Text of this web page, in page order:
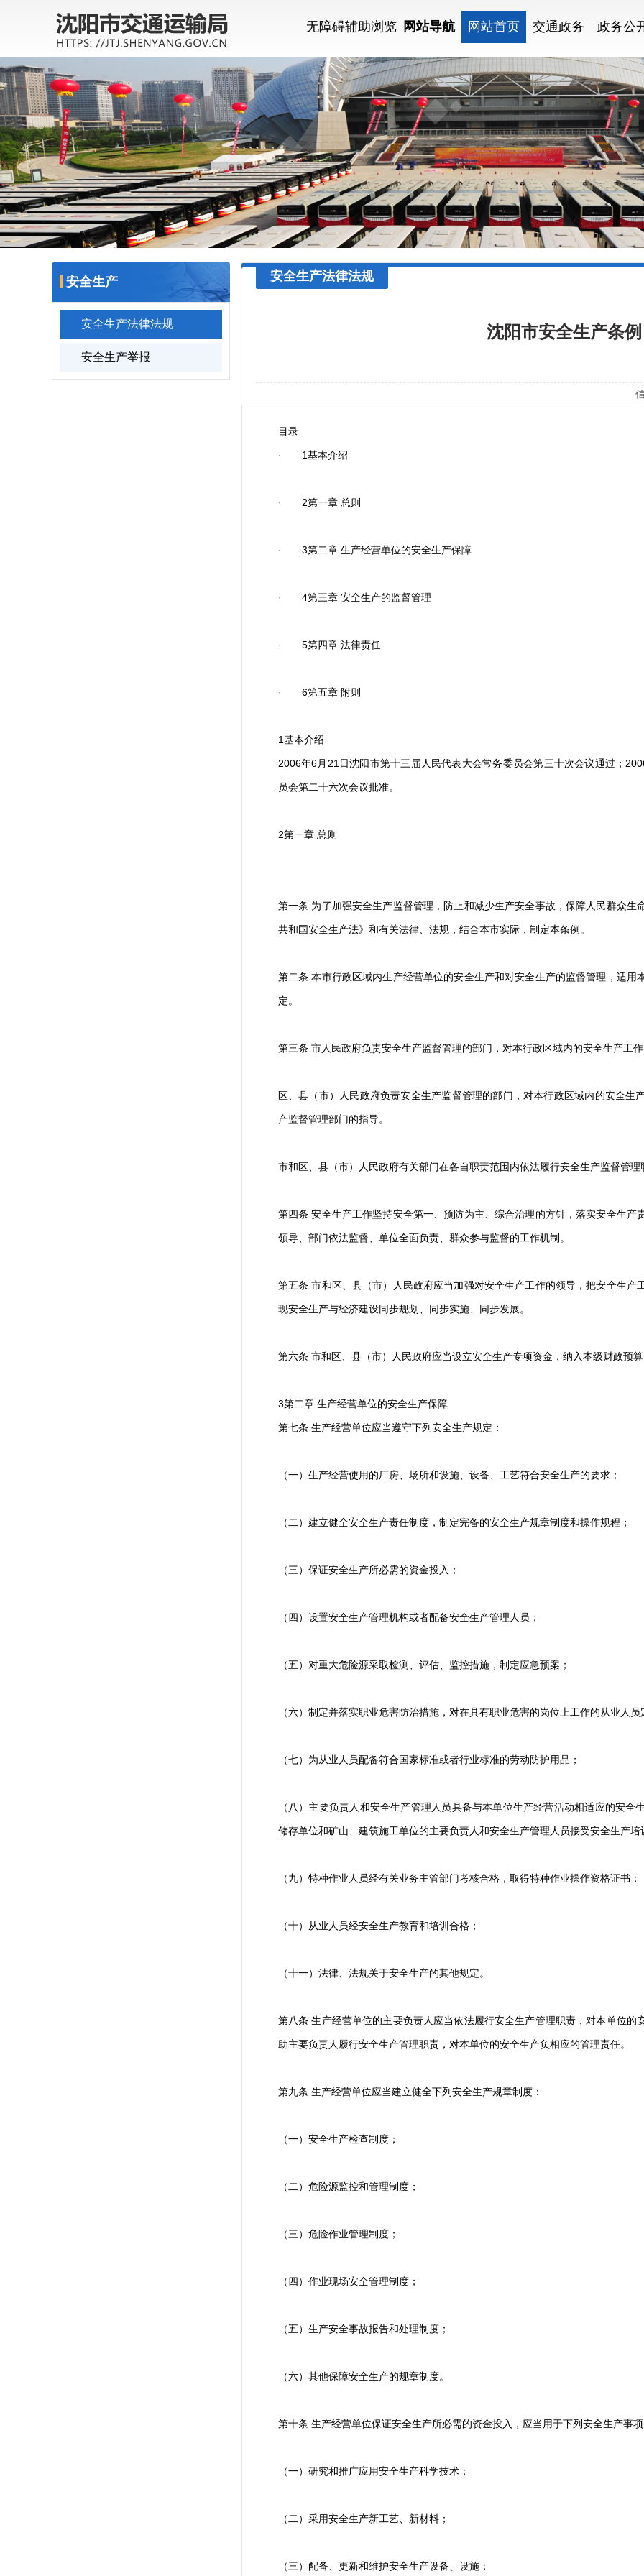
无障碍辅助浏览 网站导航 网站首页 交通政务 政务公
安全生产
安全生产法律法规
安全生产举报
安全生产法律法规
沈阳市安全生产条例
目录
· 1基本介绍
· 2第一章 总则
· 3第二章 生产经营单位的安全生产保障
· 4第三章 安全生产的监督管理
· 5第四章 法律责任
· 6第五章 附则
1基本介绍
2006年6月21日沈阳市第十三届人民代表大会常务委员会第三十次会议通过；
员会第二十六次会议批准。
2第一章 总则
第一条 为了加强安全生产监督管理，防止和减少生产安全事故，保障人民群众生
共和国安全生产法》和有关法律、法规，结合本市实际，制定本条例。
第二条 本市行政区域内生产经营单位的安全生产和对安全生产的监督管理，适用
定。
第三条 市人民政府负责安全生产监督管理的部门，对本行政区域内的安全生产工
区、县（市）人民政府负责安全生产监督管理的部门，对本行政区域内的安全生
产监督管理部门的指导。
市和区、县（市）人民政府有关部门在各自职责范围内依法履行安全生产监督管理
第四条 安全生产工作坚持安全第一、预防为主、综合治理的方针，落实安全生产
领导、部门依法监督、单位全面负责、群众参与监督的工作机制。
第五条 市和区、县（市）人民政府应当加强对安全生产工作的领导，把安全生产
现安全生产与经济建设同步规划、同步实施、同步发展。
第六条 市和区、县（市）人民政府应当设立安全生产专项资金，纳入本级财政预
3第二章 生产经营单位的安全生产保障
第七条 生产经营单位应当遵守下列安全生产规定：
（一）生产经营使用的厂房、场所和设施、设备、工艺符合安全生产的要求；
（二）建立健全安全生产责任制度，制定完备的安全生产规章制度和操作规程；
（三）保证安全生产所必需的资金投入；
（四）设置安全生产管理机构或者配备安全生产管理人员；
（五）对重大危险源采取检测、评估、监控措施，制定应急预案；
（六）制定并落实职业危害防治措施，对在具有职业危害的岗位上工作的从业人
（七）为从业人员配备符合国家标准或者行业标准的劳动防护用品；
（八）主要负责人和安全生产管理人员具备与本单位生产经营活动相适应的安
储存单位和矿山、建筑施工单位的主要负责人和安全生产管理人员接受安全生产
（九）特种作业人员经有关业务主管部门考核合格，取得特种作业操作资格证书；
（十）从业人员经安全生产教育和培训合格；
（十一）法律、法规关于安全生产的其他规定。
第八条 生产经营单位的主要负责人应当依法履行安全生产管理职责，对本单位的
助主要负责人履行安全生产管理职责，对本单位的安全生产负相应的管理责任。
第九条 生产经营单位应当建立健全下列安全生产规章制度：
（一）安全生产检查制度；
（二）危险源监控和管理制度；
（三）危险作业管理制度；
（四）作业现场安全管理制度；
（五）生产安全事故报告和处理制度；
（六）其他保障安全生产的规章制度。
第十条 生产经营单位保证安全生产所必需的资金投入，应当用于下列安全生产事
（一）研究和推广应用安全生产科学技术；
（二）采用安全生产新工艺、新材料；
（三）配备、更新和维护安全生产设备、设施；